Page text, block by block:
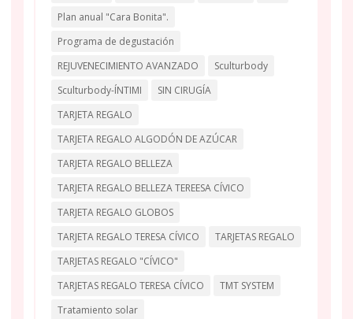
Plan anual "Cara Bonita".
Programa de degustación
REJUVENECIMIENTO AVANZADO
Sculturbody
Sculturbody-ÍNTIMI
SIN CIRUGÍA
TARJETA REGALO
TARJETA REGALO ALGODÓN DE AZÚCAR
TARJETA REGALO BELLEZA
TARJETA REGALO BELLEZA TEREESA CÍVICO
TARJETA REGALO GLOBOS
TARJETA REGALO TERESA CÍVICO
TARJETAS REGALO
TARJETAS REGALO "CÍVICO"
TARJETAS REGALO TERESA CÍVICO
TMT SYSTEM
Tratamiento solar